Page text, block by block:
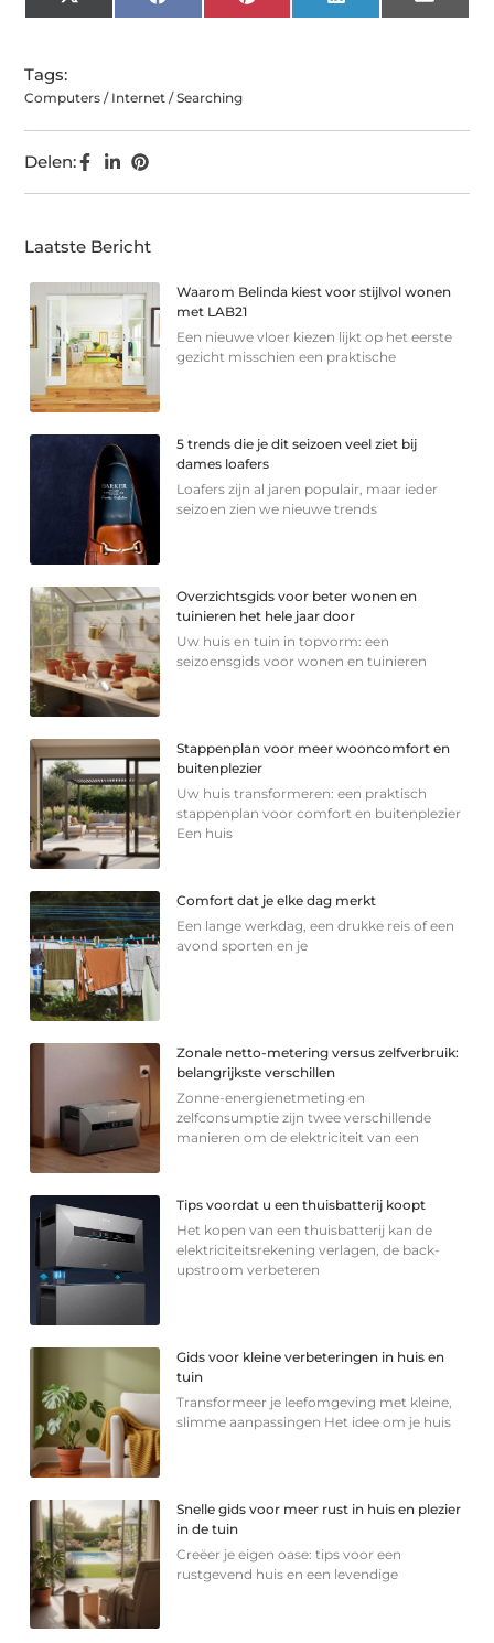
(Twitter)
Tags:
Computers / Internet / Searching
Delen:
Laatste Bericht
Waarom Belinda kiest voor stijlvol wonen
met LAB21
Een nieuwe vloer kiezen lijkt op het eerste
gezicht misschien een praktische
5 trends die je dit seizoen veel ziet bij
dames loafers
Loafers zijn al jaren populair, maar ieder
seizoen zien we nieuwe trends
Overzichtsgids voor beter wonen en
tuinieren het hele jaar door
Uw huis en tuin in topvorm: een
seizoensgids voor wonen en tuinieren
Stappenplan voor meer wooncomfort en
buitenplezier
Uw huis transformeren: een praktisch
stappenplan voor comfort en buitenplezier
Een huis
Comfort dat je elke dag merkt
Een lange werkdag, een drukke reis of een
avond sporten en je
Zonale netto-metering versus zelfverbruik:
belangrijkste verschillen
Zonne-energienetmeting en
zelfconsumptie zijn twee verschillende
manieren om de elektriciteit van een
Tips voordat u een thuisbatterij koopt
Het kopen van een thuisbatterij kan de
elektriciteitsrekening verlagen, de back-
upstroom verbeteren
Gids voor kleine verbeteringen in huis en
tuin
Transformeer je leefomgeving met kleine,
slimme aanpassingen Het idee om je huis
Snelle gids voor meer rust in huis en plezier
in de tuin
Creëer je eigen oase: tips voor een
rustgevend huis en een levendige